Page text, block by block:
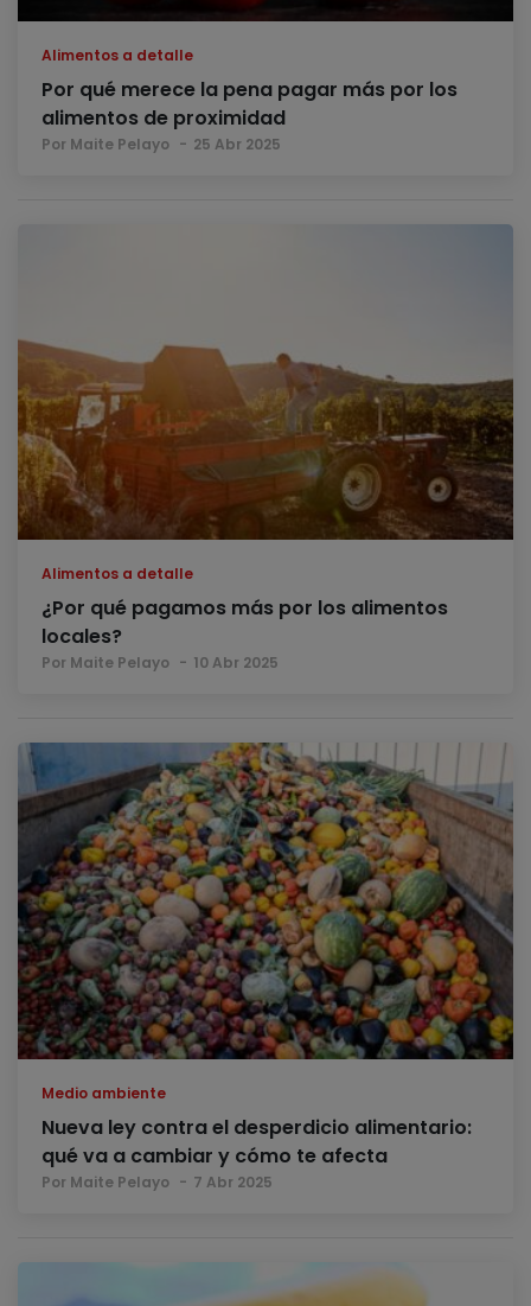
Alimentos a detalle
Por qué merece la pena pagar más por los
alimentos de proximidad
Por Maite Pelayo 25 Abr 2025
Alimentos a detalle
¿Por qué pagamos más por los alimentos
locales?
Por Maite Pelayo 10 Abr 2025
Medio ambiente
Nueva ley contra el desperdicio alimentario:
qué va a cambiar y cómo te afecta
Por Maite Pelayo 7 Abr 2025